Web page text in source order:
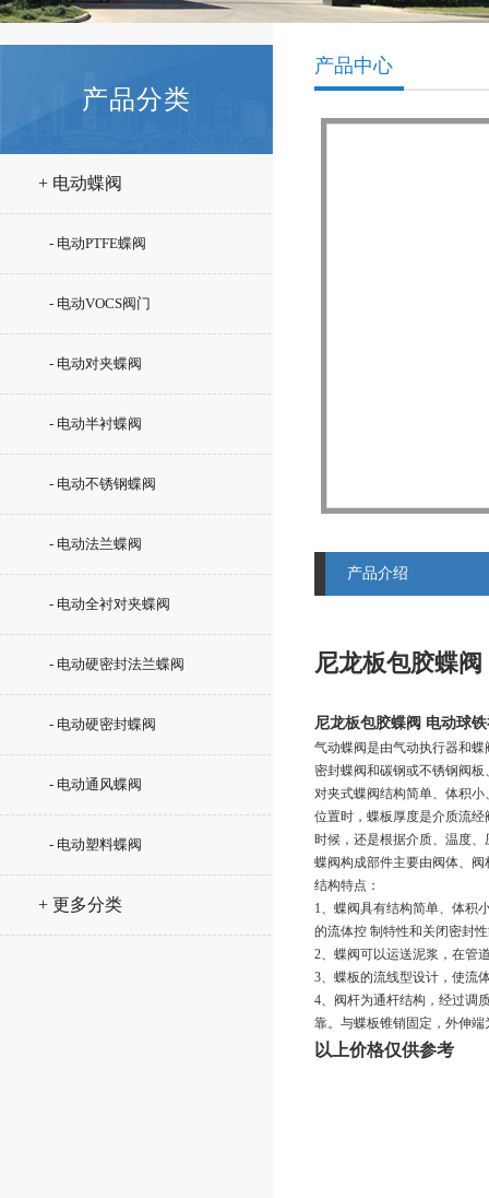
产品分类
+ 电动蝶阀
- 电动PTFE蝶阀
- 电动VOCS阀门
- 电动对夹蝶阀
- 电动半衬蝶阀
- 电动不锈钢蝶阀
- 电动法兰蝶阀
- 电动全衬对夹蝶阀
- 电动硬密封法兰蝶阀
- 电动硬密封蝶阀
- 电动通风蝶阀
- 电动塑料蝶阀
+ 更多分类
产品中心
产品介绍
尼龙板包胶蝶
尼龙板包胶蝶阀 电动球
气动蝶阀是由气动执行器和
密封蝶阀和碳钢或不锈钢阀
对夹式蝶阀结构简单、体积
位置时，蝶板厚度是介质流
时候，还是根据介质、温度
蝶阀构成部件主要由阀体、
结构特点：
1、蝶阀具有结构简单、体积
的流体控 制特性和关闭密封
2、蝶阀可以运送泥浆，在管
3、蝶板的流线型设计，使流
4、阀杆为通杆结构，经过调
靠。与蝶板锥销固定，外伸
以上价格仅供参考